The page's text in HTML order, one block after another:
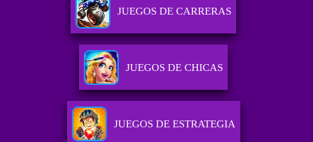
JUEGOS DE CARRERAS
JUEGOS DE CHICAS
JUEGOS DE ESTRATEGIA